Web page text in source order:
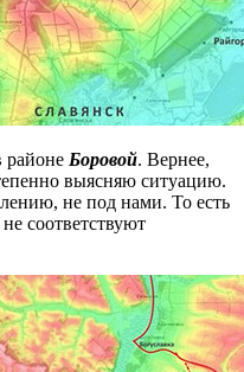
районе Боровой. Вернее,
выясняю ситуацию.
не под нами. То есть
соответствуют